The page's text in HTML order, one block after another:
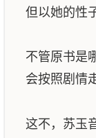
但以她的性
不管原书是
会按照剧情
这不，苏玉